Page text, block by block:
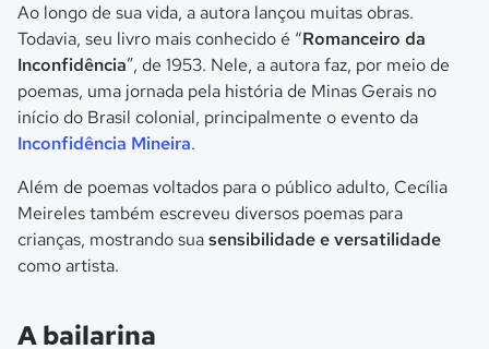
Ao longo de sua vida, a autora lançou muitas obras.
Todavia, seu livro mais conhecido é “Romanceiro da
Inconfidência”, de 1953. Nele, a autora faz, por meio de
poemas, uma jornada pela história de Minas Gerais no
início do Brasil colonial, principalmente o evento da
Inconfidência Mineira.
Além de poemas voltados para o público adulto, Cecília
Meireles também escreveu diversos poemas para
crianças, mostrando suasensibilidade e versatilidade
como artista.
A bailarina